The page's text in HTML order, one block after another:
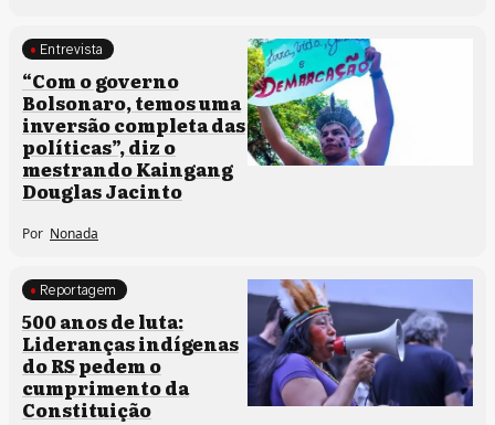
Comunidades tradicionais
Entrevista
“Com o governo
Bolsonaro, temos uma
inversão completa das
políticas”, diz o
mestrando Kaingang
Douglas Jacinto
Por Nonada
Comunidades tradicionais
Reportagem
500 anos de luta:
Lideranças indígenas
do RS pedem o
cumprimento da
Constituição